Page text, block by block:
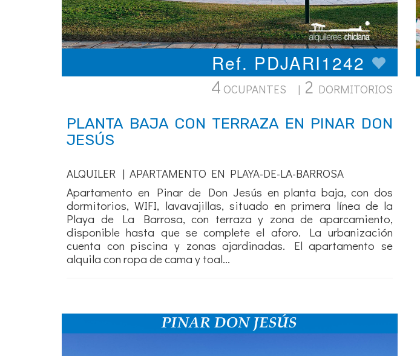
Ref. PDJARI1242
4 OCUPANTES | 2 DORMITORIOS
PLANTA BAJA CON TERRAZA EN PINAR DON
JESÚS
ALQUILER | APARTAMENTO EN PLAYA-DE-LA-BARROSA
Apartamento en Pinar de Don Jesús en planta baja, con dos
dormitorios, WIFI, lavavajillas, situado en primera línea de la
Playa de La Barrosa, con terraza y zona de aparcamiento,
disponible hasta que se complete el aforo. La urbanización
cuenta con piscina y zonas ajardinadas. El apartamento se
alquila con ropa de cama y toal...